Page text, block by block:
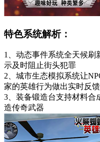
特色系统解析：
1、动态事件系统全天候刷
示及时阻止街头犯罪
2、城市生态模拟系统让
家的英雄行为做出实时反馈
3、装备锻造台支持材料合
造传奇武器